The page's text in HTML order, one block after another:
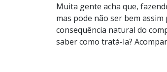
Muita gente acha que,
mas pode não ser bem
consequência natural do
saber como tratá-la?